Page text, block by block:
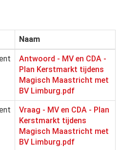
Naam
Antwoord - MV en CDA -
Plan Kerstmarkt tijdens
Magisch Maastricht met
BV Limburg.pdf
Vraag - MV en CDA - Plan
Kerstmarkt tijdens
Magisch Maastricht met
BV Limburg.pdf